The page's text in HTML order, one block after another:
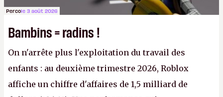
Percole 3 août 2026
Bambins = radins !
On n'arrête plus l'exploitation du travail des
enfants : au deuxième trimestre 2026, Roblox
affiche un chiffre d'affaires de 1,5 milliard de